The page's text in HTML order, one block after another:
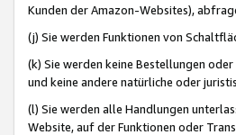
Kunden der Amazon-Websites),
(j) Sie werden Funktionen von
(k) Sie werden keine Bestellungen
und keine andere natürliche oder
(l) Sie werden alle Handlungen
Website, auf der Funktionen oder